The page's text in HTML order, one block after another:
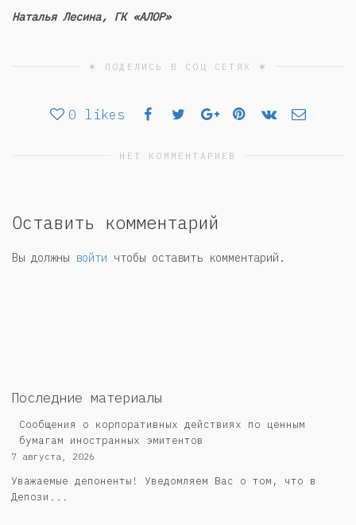
Наталья Лесина, ГК «АЛОР»
☀ ПОДЕЛИСЬ В СОЦ СЕТЯХ ☀
0 likes
НЕТ КОММЕНТАРИЕВ
Оставить комментарий
Вы должны войти чтобы оставить комментарий.
Последние материалы
Сообщения о корпоративных действиях по ценным
бумагам иностранных эмитентов
7 августа, 2026
Уважаемые депоненты! Уведомляем Вас о том, что в
Депози...